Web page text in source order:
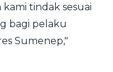
tindak sesuai
bagi pelaku
Sumenep,"